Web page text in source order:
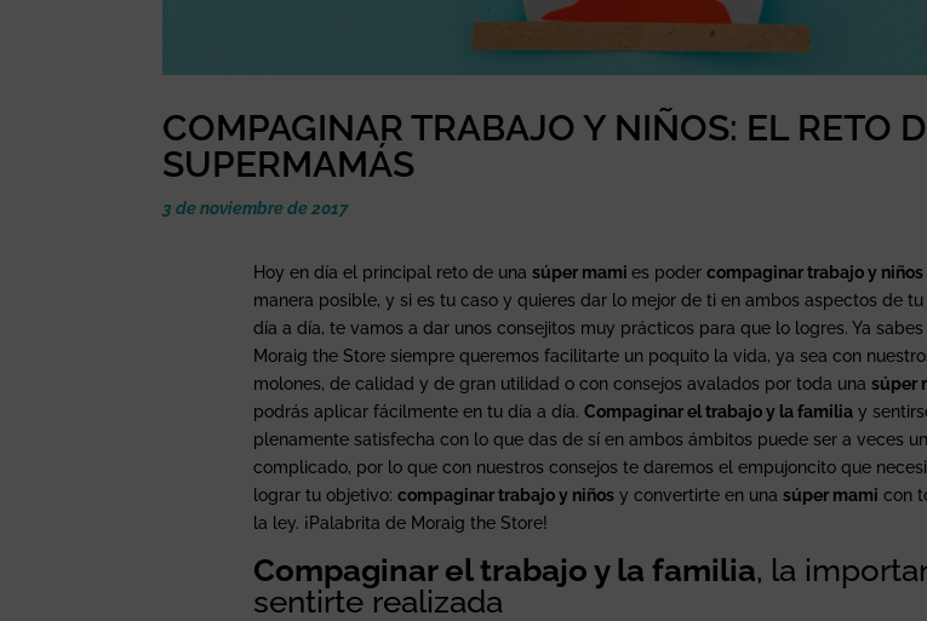
COMPAGINAR TRABAJO Y NIÑOS: EL RETO
SUPERMAMÁS
3 de noviembre de 2017
Hoy en día el principal reto de unasúper mamies podercompaginar trabajo y niños
manera posible, y si es tu caso y quieres dar lo mejor de ti en ambos aspectos de
día a día, te vamos a dar unos consejitos muy prácticos para que lo logres. Ya
Moraig the Store siempre queremos facilitarte un poquito la vida, ya sea con
molones, de calidad y de gran utilidad o con consejos avalados por toda unasúper
podrás aplicar fácilmente en tu día a día.Compaginar el trabajo y la familia y
plenamente satisfecha con lo que das de sí en ambos ámbitos puede ser a veces
complicado, por lo que con nuestros consejos te daremos el empujoncito que
lograr tu objetivo:compaginar trabajo y niños y convertirte en unasúper mami con
la ley. ¡Palabrita de Moraig the Store!
Compaginar el trabajo y la familia, la
sentirte realizada